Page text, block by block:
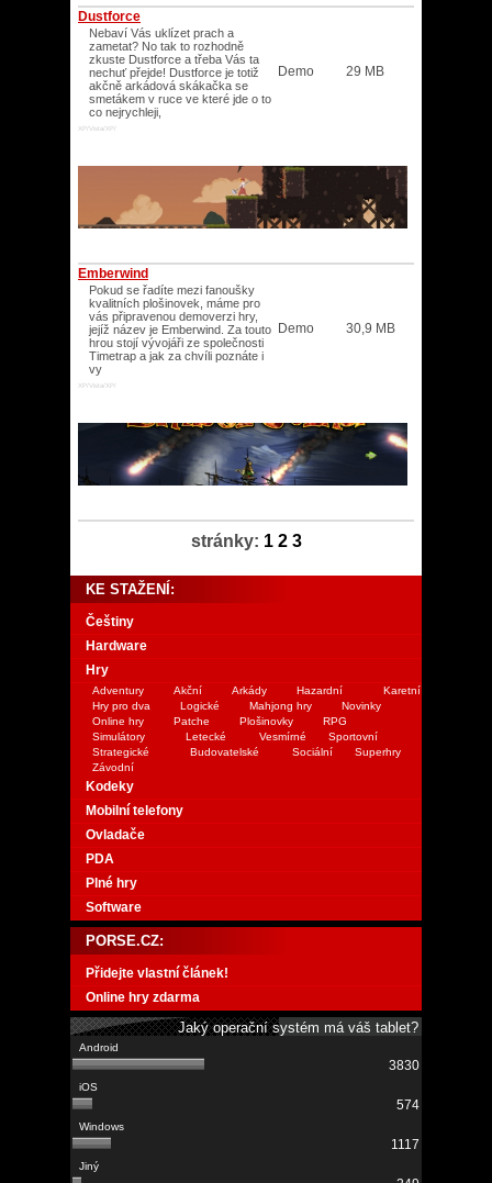
Dustforce
Nebaví Vás uklízet prach a
zametat? No tak to rozhodně
zkuste Dustforce a třeba Vás ta
nechuť přejde! Dustforce je totiž
akčně arkádová skákačka se
smetákem v ruce ve které jde o to
co nejrychleji,
XP/Vista/XP/
Demo 29 MB
Emberwind
Pokud se řadíte mezi fanoušky
kvalitních plošinovek, máme pro
vás připravenou demoverzi hry,
jejíž název je Emberwind. Za touto
hrou stojí vývojáři ze společnosti
Timetrap a jak za chvíli poznáte i
vy
XP/Vista/XP/
Demo 30,9 MB
stránky: 1 2 3
KE STAŽENÍ:
Češtiny
Hardware
Hry
Adventury Akční Arkády Hazardní
Karetní
Hry pro dva
Logické Mahjong hry
Novinky
Online hry
Patche Plošinovky
RPG
Simulátory
Letecké Vesmírné
Sportovní
Strategické
Budovatelské Sociální
Superhry
Závodní
Kodeky
Mobilní telefony
Ovladače
PDA
Plné hry
Software
PORSE.CZ:
Přidejte vlastní článek!
Online hry zdarma
Jaký operační systém má váš tablet?
3830
574
1117